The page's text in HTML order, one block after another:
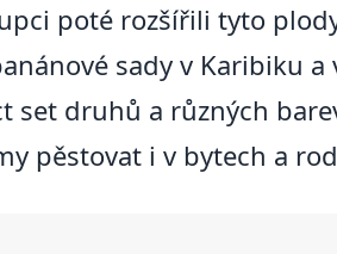
poté rozšířili tyto
sady v Karibiku a
set druhů a různých
pěstovat i v bytech a